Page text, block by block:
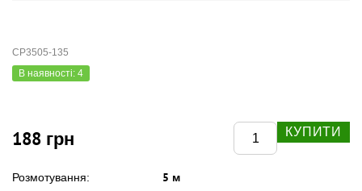
CP3505-135
В наявності: 4
188 грн КУПИТИ
Розмотування: 5 м